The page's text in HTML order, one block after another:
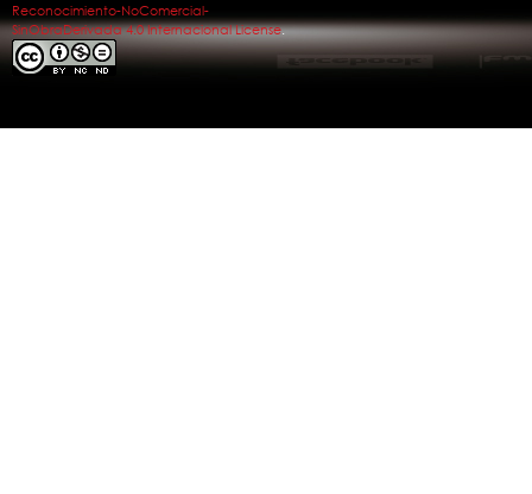
Reconocimiento-NoComercial-
SinObraDerivada 4.0 Internacional License.